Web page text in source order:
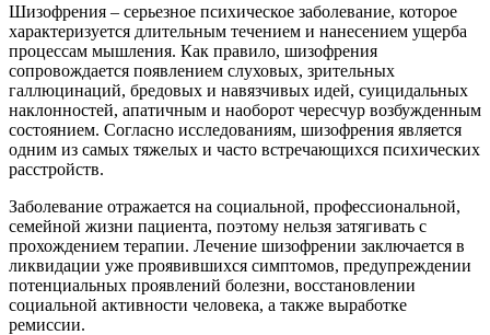
Шизофрения – серьезное психическое заболевание, которое
характеризуется длительным течением и нанесением ущерба
процессам мышления. Как правило, шизофрения
сопровождается появлением слуховых, зрительных
галлюцинаций, бредовых и навязчивых идей, суицидальных
наклонностей, апатичным и наоборот чересчур возбужденным
состоянием. Согласно исследованиям, шизофрения является
одним из самых тяжелых и часто встречающихся психических
расстройств.
Заболевание отражается на социальной, профессиональной,
семейной жизни пациента, поэтому нельзя затягивать с
прохождением терапии. Лечение шизофрении заключается в
ликвидации уже проявившихся симптомов, предупреждении
потенциальных проявлений болезни, восстановлении
социальной активности человека, а также выработке
ремиссии.